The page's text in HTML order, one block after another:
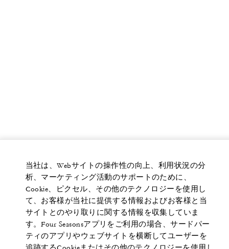
当社は、Webサイトの操作性の向上、利用状況の分
析、マーケティング活動のサポートのために、
Cookie、ピクセル、その他のテクノロジーを使用し
て、お客様が当社に提供する情報およびお客様と当
サイトとのやり取りに関する情報を収集していま
す。Four Seasonsアプリをご利用の場合、サードパー
ティのアプリやウェブサイトを横断してユーザーを